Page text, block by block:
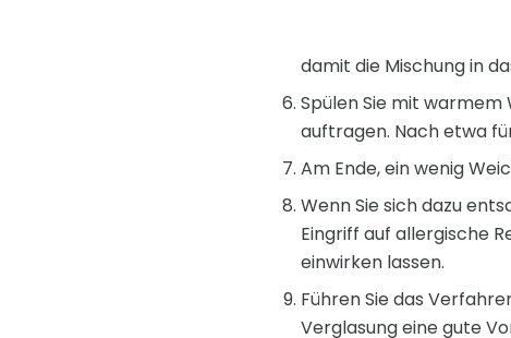
damit die Mischung in
Spülen Sie mit warmem
auftragen. Nach etwa
Am Ende, ein wenig
Wenn Sie sich dazu
Eingriff auf allergische
einwirken lassen.
Führen Sie das
Verglasung eine gute